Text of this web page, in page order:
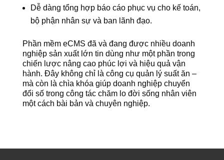
Dễ dàng tổng hợp báo cáo phục vụ cho kế toán,
bộ phận nhân sự và ban lãnh đạo.
Phần mềm eCMS đã và đang được nhiều doanh
nghiệp sản xuất lớn tin dùng như một phần trong
chiến lược nâng cao phúc lợi và hiệu quả vận
hành. Đây không chỉ là công cụ quản lý suất ăn –
mà còn là chìa khóa giúp doanh nghiệp chuyển
đổi số trong công tác chăm lo đời sống nhân viên
một cách bài bản và chuyên nghiệp.